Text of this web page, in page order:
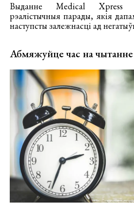
Выданне Medical Xpress
рэалістычныя парады, якія
наступсты залежнасці ад
Абмяжуйце час на чытанне